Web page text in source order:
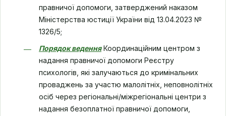
правничої допомоги, затверджений наказом
Міністерства юстиції України від 13.04.2023 №
1326/5;
Порядок веденняКоординаційним центром з
надання правничої допомоги Реєстру
психологів, які залучаються до кримінальних
проваджень за участю малолітніх, неповнолітніх
осіб через регіональні/міжрегіональні центри з
надання безоплатної правничої допомоги,